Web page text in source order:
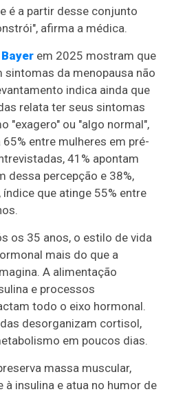
é a partir desse conjunto
afirma a médica.
Bayer em 2025 mostram que
sintomas da menopausa não
indica ainda que
relata ter seus sintomas
"exagero" ou "algo normal",
entre mulheres em pré-
41% apontam
dessa percepção e 38%,
que atinge 55% entre
os 35 anos, o estilo de vida
mais do que a
A alimentação
e processos
todo o eixo hormonal.
desorganizam cortisol,
em poucos dias.
massa muscular,
à insulina e atua no humor de